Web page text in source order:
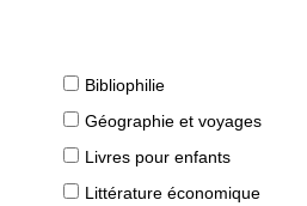
Bibliophilie
Géographie et voyages
Livres pour enfants
Littérature économique